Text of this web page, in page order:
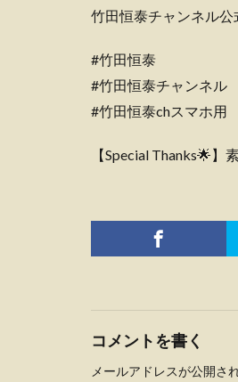
竹田恒泰チャンネル公
#竹田恒泰
#竹田恒泰チャンネル
#竹田恒泰chスマホ用
【Special Thanks🌟
コメントを書く
メールアドレスが公開さ